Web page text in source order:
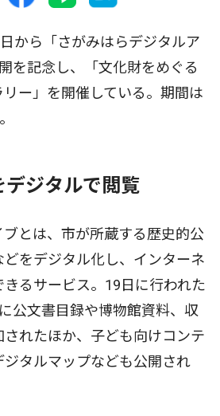
から「さがみはらデジタルア
を記念し、「文化財をめぐる
ー」を開催している。期間は
デジタルで閲覧
とは、市が所蔵する歴史的公
をデジタル化し、インターネ
るサービス。19日に行われた
公文書目録や博物館資料、収
れたほか、子ども向けコンテ
ジタルマップなども公開され